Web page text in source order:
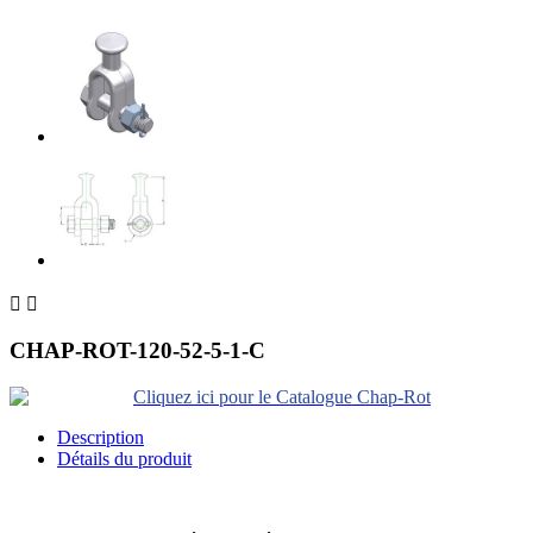
 
CHAP-ROT-120-52-5-1-C
Cliquez ici pour le Catalogue Chap-Rot
Description
Détails du produit